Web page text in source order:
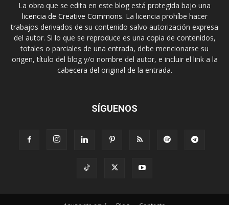
La obra que se edita en este blog está protegida bajo una
licencia de Creative Commons. La licencia prohíbe hacer
trabajos derivados de su contenido salvo autorización expresa
del autor. Si lo que se reproduce es una copia de contenidos,
totales o parciales de una entrada, debe mencionarse su
origen, título del blog y/o nombre del autor, e incluir el link a la
cabecera del original de la entrada.
SÍGUENOS